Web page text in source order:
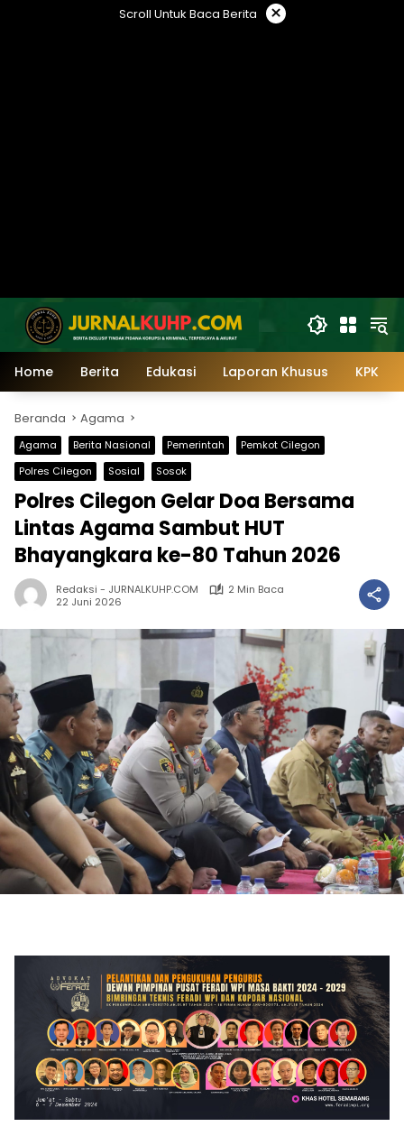
Scroll Untuk Baca Berita ×
Home Berita Edukasi Laporan Khusus KPK
Beranda Agama
Agama Berita Nasional Pemerintah
Pemkot Cilegon
Polres Cilegon
Sosial Sosok
Polres Cilegon Gelar Doa Bersama
Lintas Agama Sambut HUT
Bhayangkara ke-80 Tahun 2026
Redaksi - JURNALKUHP.COM
2 Min Baca
22 Juni 2026